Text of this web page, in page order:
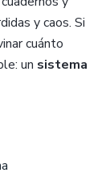
y caos. Si
cuánto
un sistema